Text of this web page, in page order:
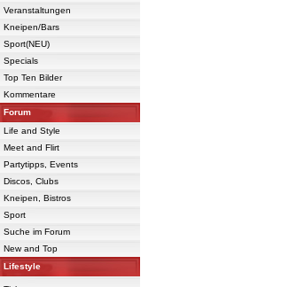
Veranstaltungen
Kneipen/Bars
Sport(NEU)
Specials
Top Ten Bilder
Kommentare
Forum
Life and Style
Meet and Flirt
Partytipps, Events
Discos, Clubs
Kneipen, Bistros
Sport
Suche im Forum
New and Top
Lifestyle